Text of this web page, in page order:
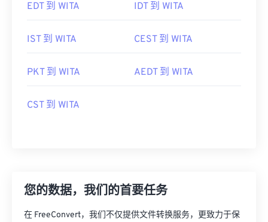
EDT 到 WITA IDT 到 WITA
IST 到 WITA CEST 到 WITA
PKT 到 WITA AEDT 到 WITA
CST 到 WITA
您的数据，我们的首要任务
在 FreeConvert，我们不仅提供文件转换服务，更致力于保